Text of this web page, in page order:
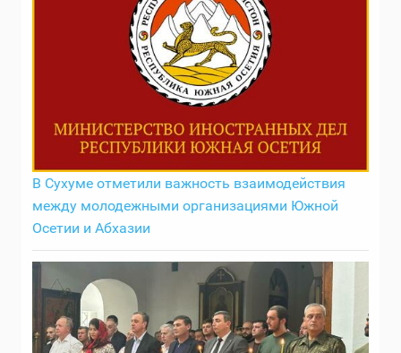
В Сухуме отметили важность взаимодействия
между молодежными организациями Южной
Осетии и Абхазии